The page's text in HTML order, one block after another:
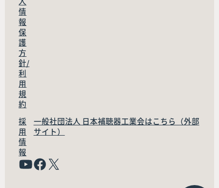
情
報
保
護
方
針/
利
用
規
約
採
用
情
報
一般社団法人 日本補聴器工業会はこちら（外部
サイト）